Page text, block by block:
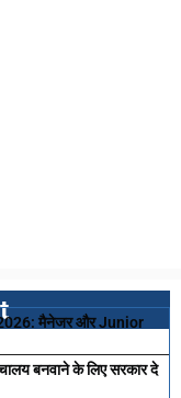
मैनेजर और Junior
बनवाने के लिए सरकार दे